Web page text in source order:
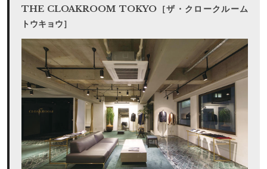
THE CLOAKROOM TOKYO［ザ・クロークルーム
トウキョウ］